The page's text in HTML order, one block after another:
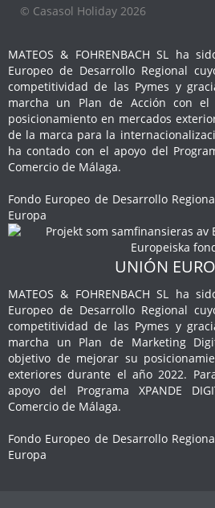
© Casasol Holiday 2026
MATEOS & FOHRENBACH SL ha
Europeo de Desarrollo Regional
competitividad de las Pymes y
marcha un Plan de Acción con
posicionamiento en mercados
de la marca para la
ha contado con el apoyo del
Comercio de Málaga.
Fondo Europeo de Desarrollo
Europa
UNIÓN
MATEOS & FOHRENBACH SL ha
Europeo de Desarrollo Regional
competitividad de las Pymes y
marcha un Plan de Marketing
objetivo de mejorar su
exteriores durante el año 2022.
apoyo del Programa XPANDE
Comercio de Málaga.
Fondo Europeo de Desarrollo
Europa